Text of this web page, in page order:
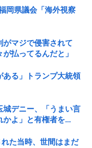
岡県議会「海外視察
がマジで侵害されて
払ってるんだと」
ある」トランプ大統領
城デニー、「うまい言
かよ」と有権者を...
た当時、世間はまだ